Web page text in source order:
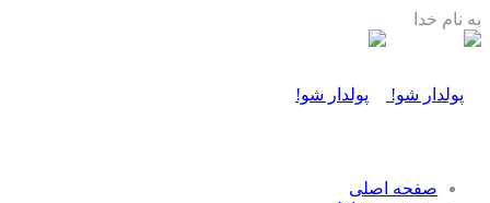
به نام خدا
صفحه اصلی